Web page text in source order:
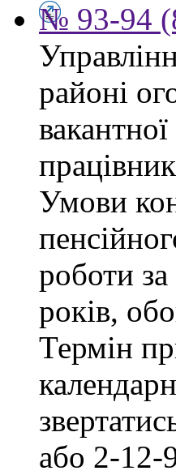
№ 93-94
районі
Умови
роботи
років,
Термін
або 2-12-